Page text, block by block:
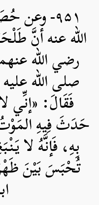
۹۵۱-
الله عنه أنَّ
رضي الله
صلی الله
فَقَالَ: «إنِّي
حَدَثَ فِيهِ
بِهِ، فَإنَّهُ لا
تُحْبَسَ بَيْنَ